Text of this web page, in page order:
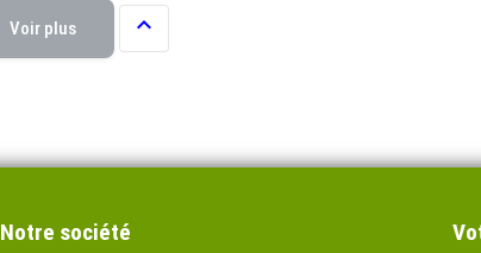
Voir plus 
Notre société